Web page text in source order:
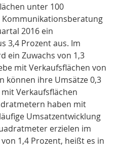
unter 100
2016 ein
3,4 Prozent aus. Im
ein Zuwachs von 1,3
mit Verkaufsflächen von
können ihre Umsätze 0,3
Verkaufsflächen
haben mit
Umsatzentwicklung
erzielen im
1,4 Prozent, heißt es in